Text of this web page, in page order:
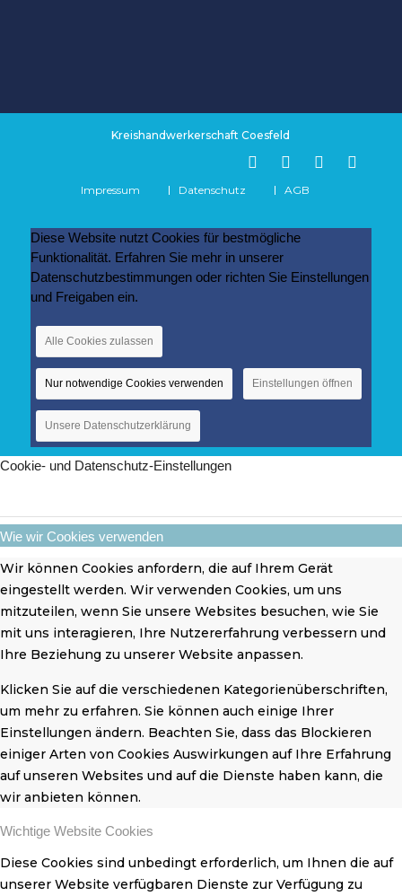
Kreishandwerkerschaft Coesfeld
Impressum Datenschutz AGB
Diese Website nutzt Cookies für bestmögliche
Funktionalität. Erfahren Sie mehr in unserer
Datenschutzbestimmungen oder richten Sie Einstellungen
und Freigaben ein.
Alle Cookies zulassen
Nur notwendige Cookies verwenden Einstellungen öffnen
Unsere Datenschutzerklärung
Cookie- und Datenschutz-Einstellungen
Wie wir Cookies verwenden
Wir können Cookies anfordern, die auf Ihrem Gerät
eingestellt werden. Wir verwenden Cookies, um uns
mitzuteilen, wenn Sie unsere Websites besuchen, wie Sie
mit uns interagieren, Ihre Nutzererfahrung verbessern und
Ihre Beziehung zu unserer Website anpassen.
Klicken Sie auf die verschiedenen Kategorienüberschriften,
um mehr zu erfahren. Sie können auch einige Ihrer
Einstellungen ändern. Beachten Sie, dass das Blockieren
einiger Arten von Cookies Auswirkungen auf Ihre Erfahrung
auf unseren Websites und auf die Dienste haben kann, die
wir anbieten können.
Wichtige Website Cookies
Diese Cookies sind unbedingt erforderlich, um Ihnen die auf
unserer Website verfügbaren Dienste zur Verfügung zu